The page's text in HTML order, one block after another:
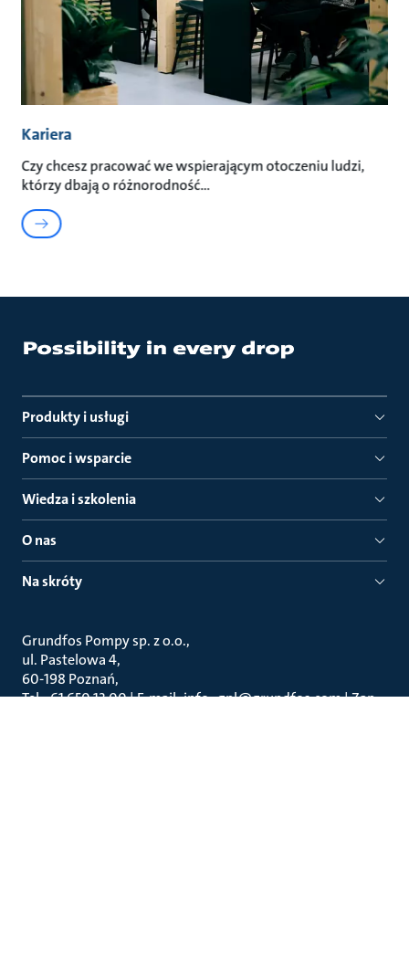
Kariera
Czy chcesz pracować we wspierającym otoczeniu ludzi,
którzy dbają o różnorodność
Produkty i usługi
Pomoc i wsparcie
Wiedza i szkolenia
O nas
Na skróty
Grundfos Pompy sp. z o.o.
ul. Pastelowa 4
60-198 Poznań
Tel.: 61 650 13 00 | E-mail: info_gpl@grundfos.com | Zap.